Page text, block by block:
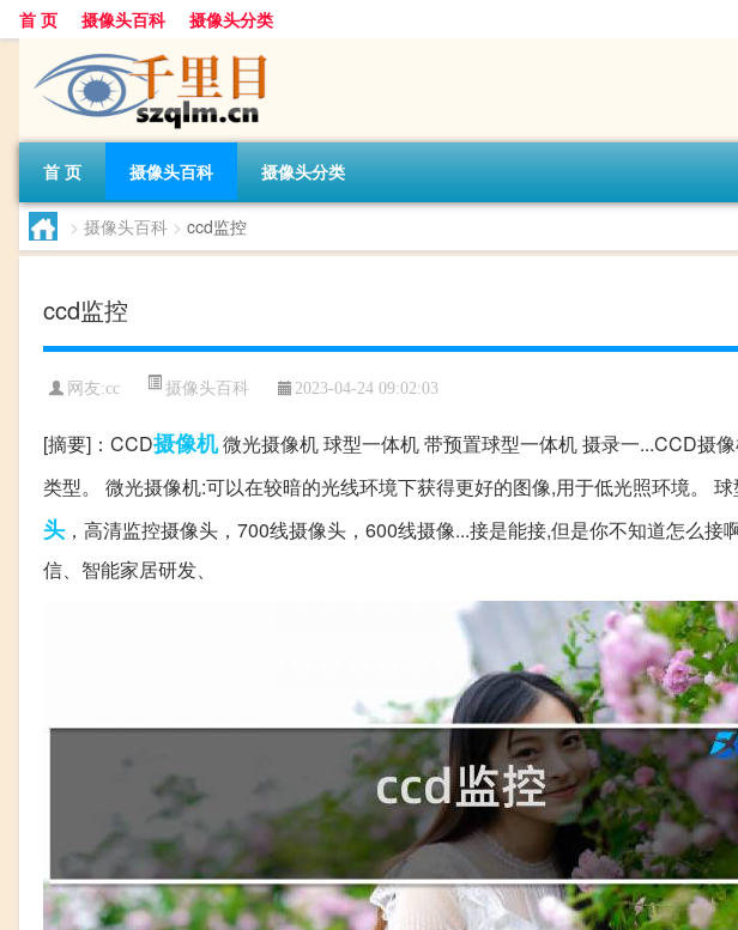
首 页 摄像头百科 摄像头分类
首 页 摄像头百科 摄像头分类
> 摄像头百科 > ccd监控
ccd监控
网友:cc 摄像头百科 2023-04-24 09:02:03
[摘要]：CCD摄像机微光摄像机 球型一体机 带预置球型一体机 摄录一...CCD摄
类型。 微光摄像机:可以在较暗的光线环境下获得更好的图像,用于低光照环境。
头 ，高清监控摄像头，700线摄像头，600线摄像...接是能接,但是你不知道怎么接
信、智能家居研发、